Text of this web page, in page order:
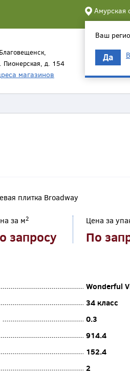
Амурская
Ваш
Да
Пионерская, д. 154
магазинов
плитка Broadway
за м2
запросу
Цена за
По
Wonderful
34 класс
0.3
914.4
152.4
2